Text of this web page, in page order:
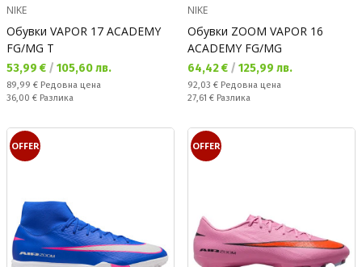
NIKE
Обувки VAPOR 17 ACADEMY
FG/MG T
Текуща цена:
53,99 € / 105,60 лв.
Редовна цена:
89,99 € Редовна цена
Спестявате:
36,00 € Разлика
NIKE
Обувки ZOOM VAPOR 16
ACADEMY FG/MG
Текуща цена:
64,42 € / 125,99 лв.
Редовна цена:
92,03 € Редовна цена
Спестявате:
27,61 € Разлика
OFFER OFFER